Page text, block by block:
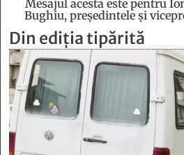
Mesajul acesta este pentru
Bughiu, preşedintele şi
Din ediția tipărită